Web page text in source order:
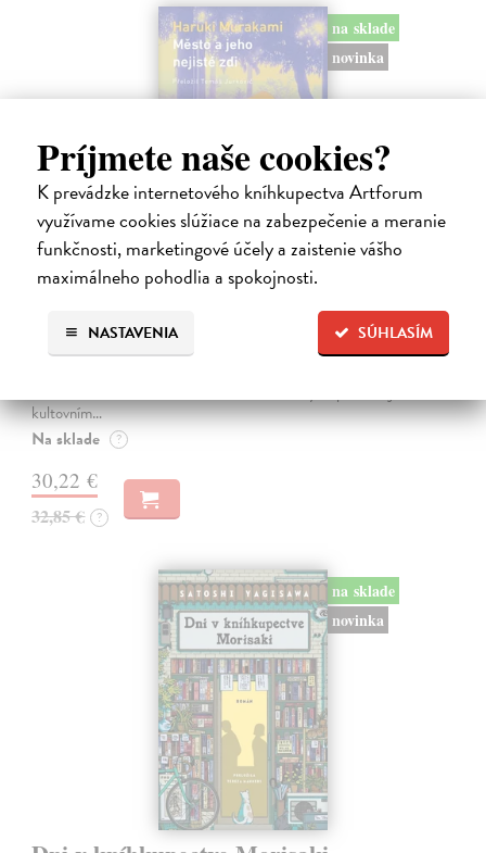
Príjmete naše cookies?
K prevádzke internetového kníhkupectva Artforum
využívame cookies slúžiace na zabezpečenie a meranie
funkčnosti, marketingové účely a zaistenie vášho
maximálneho pohodlia a spokojnosti.
SÚHLASÍM
NASTAVENIA
na sklade
novinka
Město a jeho nejisté zdi
Murakami Haruki| Kniha
Ty jsi to byla, kdo mi vyprávěl o tom městě. Město a jeho nejisté zdi –
kultovním…
Na sklade ?
30,22 €
32,85 € ?
na sklade
novinka